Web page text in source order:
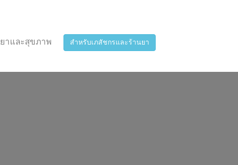
ยาและสุขภาพ สำหรับเภสัชกรและร้านยา